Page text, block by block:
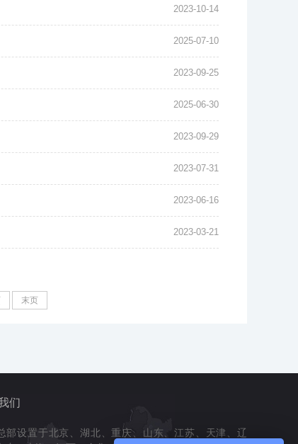
2023-10-14
2025-07-10
2023-09-25
2025-06-30
2023-09-29
2023-07-31
2023-06-16
2023-03-21
末页
们
部设置于北京、湖北、重庆、山东、江苏、天津、辽